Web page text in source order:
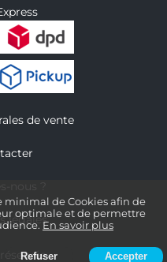
minimal de Cookies afin de
optimale et de permettre
En savoir plus
Refuser Accepter
de vente
légales